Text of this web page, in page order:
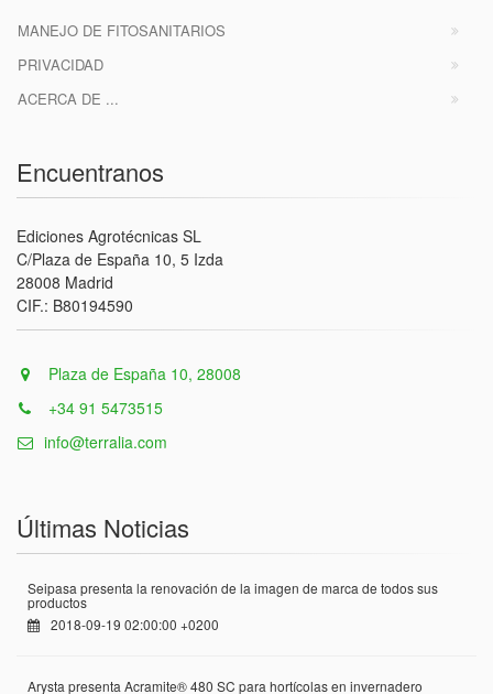
MANEJO DE FITOSANITARIOS
PRIVACIDAD
ACERCA DE ...
Encuentranos
Ediciones Agrotécnicas SL
C/Plaza de España 10, 5 Izda
28008 Madrid
CIF.: B80194590
Plaza de España 10, 28008
+34 91 5473515
info@terralia.com
Últimas Noticias
Seipasa presenta la renovación de la imagen de marca de todos sus
productos
2018-09-19 02:00:00 +0200
Arysta presenta Acramite® 480 SC para hortícolas en invernadero